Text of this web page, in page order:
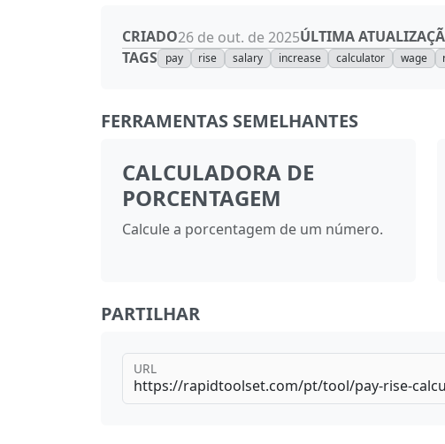
CRIADO26 de out. de 2025ÚLTIMA
TAGS pay rise salary increase calculator wage
FERRAMENTAS SEMELHANTES
CALCULADORA DE
PORCENTAGEM
Calcule a porcentagem de um número.
PARTILHAR
URL